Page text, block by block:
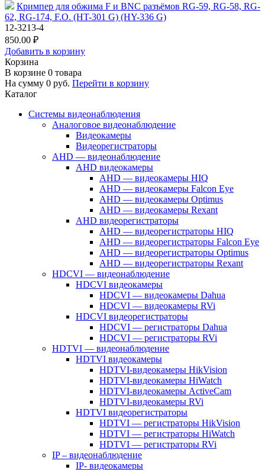
Кримпер для обжима F и BNC разъёмов RG-59, RG-58, RG-
62, RG-174, F.O. (HT-301 G) (HY-336 G)
12-3213-4
850.00 ₽
Добавить в корзину
Корзина
В корзине 0 товара
На сумму 0 руб. Перейти в корзину
Каталог
Системы видеонаблюдения
Аналоговое видеонаблюдение
Видеокамеры
Видеорегистраторы
AHD — видеонаблюдение
AHD видеокамеры
AHD — видеокамеры HIQ
AHD — видеокамеры Falcon Eye
AHD — видеокамеры Optimus
AHD — видеокамеры Rexant
AHD видеорегистраторы
AHD — видеорегистраторы HIQ
AHD — видеорегистраторы Falcon Eye
AHD — видеорегистраторы Optimus
AHD — видеорегистраторы Rexant
HDCVI — видеонаблюдение
HDCVI видеокамеры
HDCVI — видеокамеры Dahua
HDCVI — видеокамеры RVi
HDCVI видеорегистраторы
HDCVI — регистраторы Dahua
HDCVI — регистраторы RVi
HDTVI — видеонаблюдение
HDTVI видеокамеры
HDTVI-видеокамеры HikVision
HDTVI-видеокамеры HiWatch
HDTVI-видеокамеры ActiveCam
HDTVI-видеокамеры RVi
HDTVI видеорегистраторы
HDTVI — регистраторы HikVision
HDTVI — регистраторы HiWatch
HDTVI — регистраторы RVi
IP – видеонаблюдение
IP- видеокамеры